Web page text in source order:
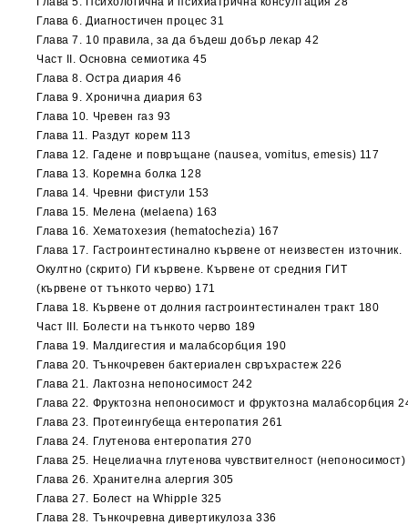
Глава 6. Диагностичен процес 31
Глава 7. 10 правила, за да бъдеш добър лекар 42
Част ІІ. Основна семиотика 45
Глава 8. Остра диария 46
Глава 9. Хронична диария 63
Глава 10. Чревен газ 93
Глава 11. Раздут корем 113
Глава 12. Гадене и повръщане (nausea, vomitus, emesis) 117
Глава 13. Коремна болка 128
Глава 14. Чревни фистули 153
Глава 15. Мелена (мelaena) 163
Глава 16. Хематохезия (hematochezia) 167
Глава 17. Гастроинтестинално кървене от неизвестен източник.
Окултно (скрито) ГИ кървене. Кървене от средния ГИТ
(кървене от тънкото черво) 171
Глава 18. Кървене от долния гастроинтестинален тракт 180
Част III. Болести на тънкото черво 189
Глава 19. Малдигестия и малабсорбция 190
Глава 20. Тънкочревен бактериален свръхрастеж 226
Глава 21. Лактозна непоносимост 242
Глава 22. Фруктозна непоносимост и фруктозна малабсорбция
Глава 23. Протеингубеща ентеропатия 261
Глава 24. Глутенова ентеропатия 270
Глава 25. Нецелиачна глутенова чувствителност
Глава 26. Хранителна алергия 305
Глава 27. Болест на Whipple 325
Глава 28. Тънкочревна дивертикулоза 336